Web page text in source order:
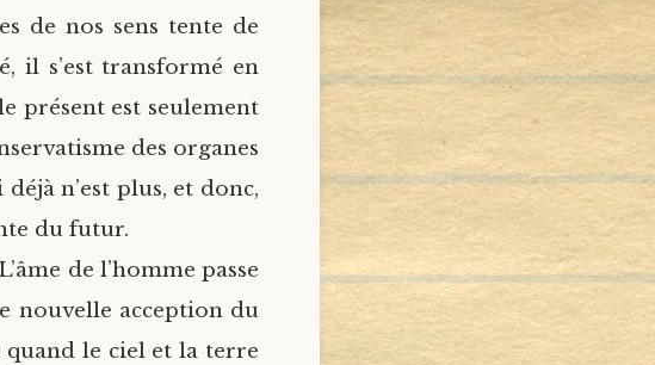
de nos sens tente de
il s’est transformé en
présent est seulement
des organes
n’est plus, et donc,
du futur.
de l’homme passe
nouvelle acception du
le ciel et la terre